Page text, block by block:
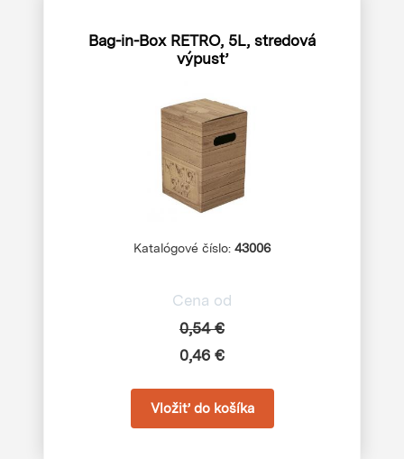
Bag-in-Box RETRO, 5L, stredová
výpusť
Katalógové číslo: 43006
Cena od
0,54 €
0,46 €